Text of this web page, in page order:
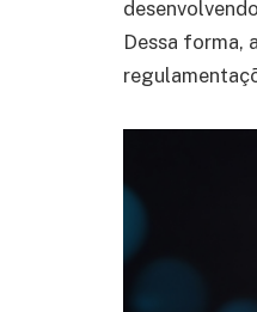
Dessa forma,